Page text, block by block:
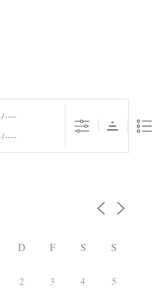
D F S S
2 3 4 5